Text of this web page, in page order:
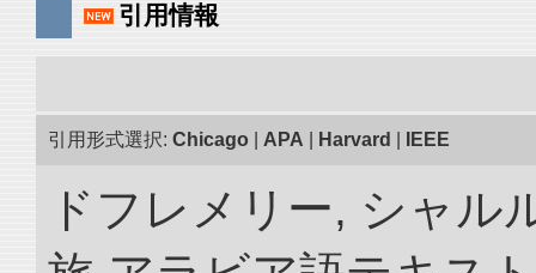
引用情報
引用形式選択: Chicago APA Harvard IEEE
ドフレメリー, シャル